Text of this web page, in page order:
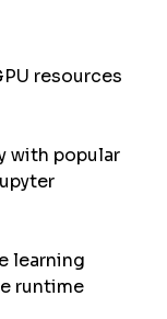
resources
with popular
learning
runtime